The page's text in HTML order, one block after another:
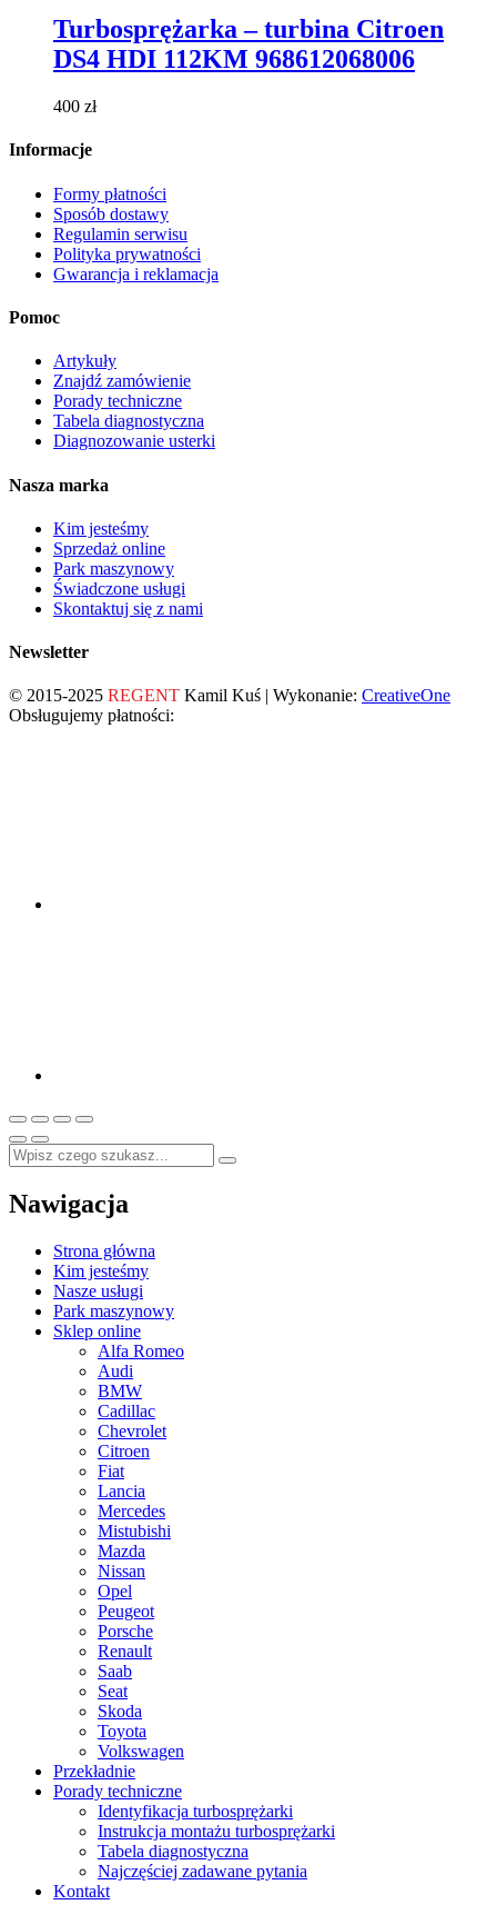
wiele
wariantów.
Turbosprężarka – turbina Citroen
DS4 HDI 112KM 968612068006
400 zł
Informacje
Formy płatności
Sposób dostawy
Regulamin serwisu
Polityka prywatności
Gwarancja i reklamacja
Pomoc
Artykuły
Znajdź zamówienie
Porady techniczne
Tabela diagnostyczna
Diagnozowanie usterki
Nasza marka
Kim jesteśmy
Sprzedaż online
Park maszynowy
Świadczone usługi
Skontaktuj się z nami
Newsletter
© 2015-2025 REGENT Kamil Kuś | Wykonanie: CreativeOne
Obsługujemy płatności:
Nawigacja
Strona główna
Kim jesteśmy
Nasze usługi
Park maszynowy
Sklep online
Alfa Romeo
Audi
BMW
Cadillac
Chevrolet
Citroen
Fiat
Lancia
Mercedes
Mistubishi
Mazda
Nissan
Opel
Peugeot
Porsche
Renault
Saab
Seat
Skoda
Toyota
Volkswagen
Przekładnie
Porady techniczne
Identyfikacja turbosprężarki
Instrukcja montażu turbosprężarki
Tabela diagnostyczna
Najczęściej zadawane pytania
Kontakt